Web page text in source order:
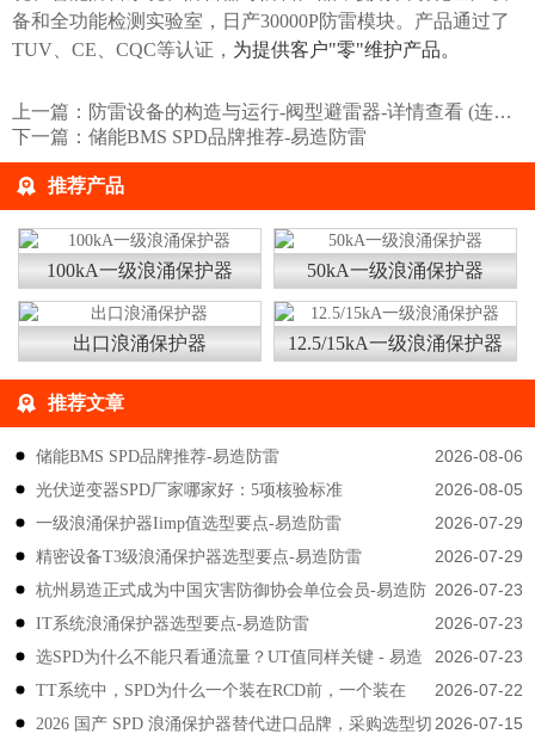
备和全功能检测实验室，日产30000P防雷模块。产品通过了
TUV、CE、CQC等认证， 为提供客户"零"维护产品。
上一篇： 防雷设备的构造与运行-阀型避雷器-详情查看 (连载10)【易造防雷】
下一篇： 储能BMS SPD品牌推荐-易造防雷
推荐产品
100kA一级浪涌保护器 50kA一级浪涌保护器
出口浪涌保护器 12.5/15kA一级浪涌保护器
推荐文章
2026-08-06
储能BMS SPD品牌推荐-易造防雷
2026-08-05
光伏逆变器SPD厂家哪家好：5项核验标准
2026-07-29
一级浪涌保护器Iimp值选型要点-易造防雷
2026-07-29
精密设备T3级浪涌保护器选型要点-易造防雷
2026-07-23
杭州易造正式成为中国灾害防御协会单位会员-易造防
雷
2026-07-23
IT系统浪涌保护器选型要点-易造防雷
2026-07-23
选SPD为什么不能只看通流量？UT值同样关键 - 易造
防雷
2026-07-22
TT系统中，SPD为什么一个装在RCD前，一个装在
后？-易造防雷
2026-07-15
2026 国产 SPD 浪涌保护器替代进口品牌，采购选型切